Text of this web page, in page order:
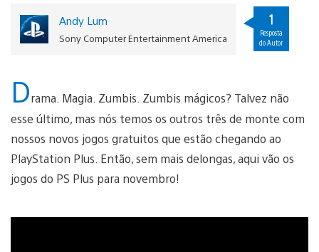
Andy Lum
Sony Computer Entertainment America
1
Resposta
do Autor
Drama. Magia. Zumbis. Zumbis mágicos? Talvez não
esse último, mas nós temos os outros três de monte com
nossos novos jogos gratuitos que estão chegando ao
PlayStation Plus. Então, sem mais delongas, aqui vão os
jogos do PS Plus para novembro!